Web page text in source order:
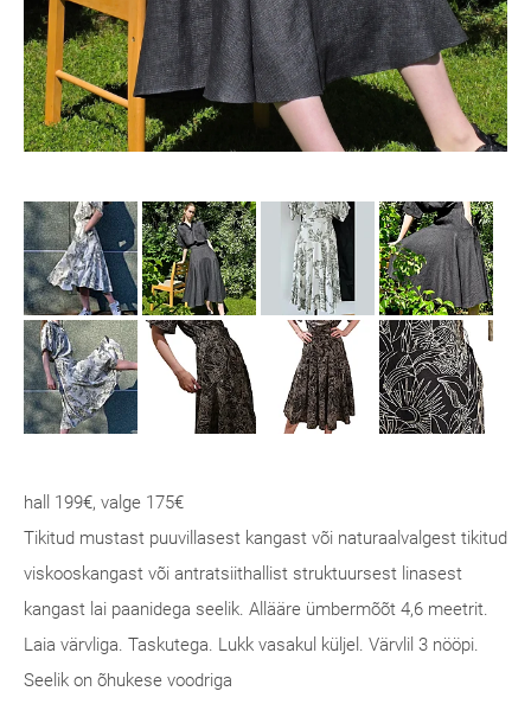
hall 199€, valge 175€
Tikitud mustast puuvillasest kangast või naturaalvalgest tikitud
viskooskangast või antratsiithallist struktuursest linasest
kangast lai paanidega seelik. Allääre ümbermõõt 4,6 meetrit.
Laia värvliga. Taskutega. Lukk vasakul küljel. Värvlil 3 nööpi.
Seelik on õhukese voodriga